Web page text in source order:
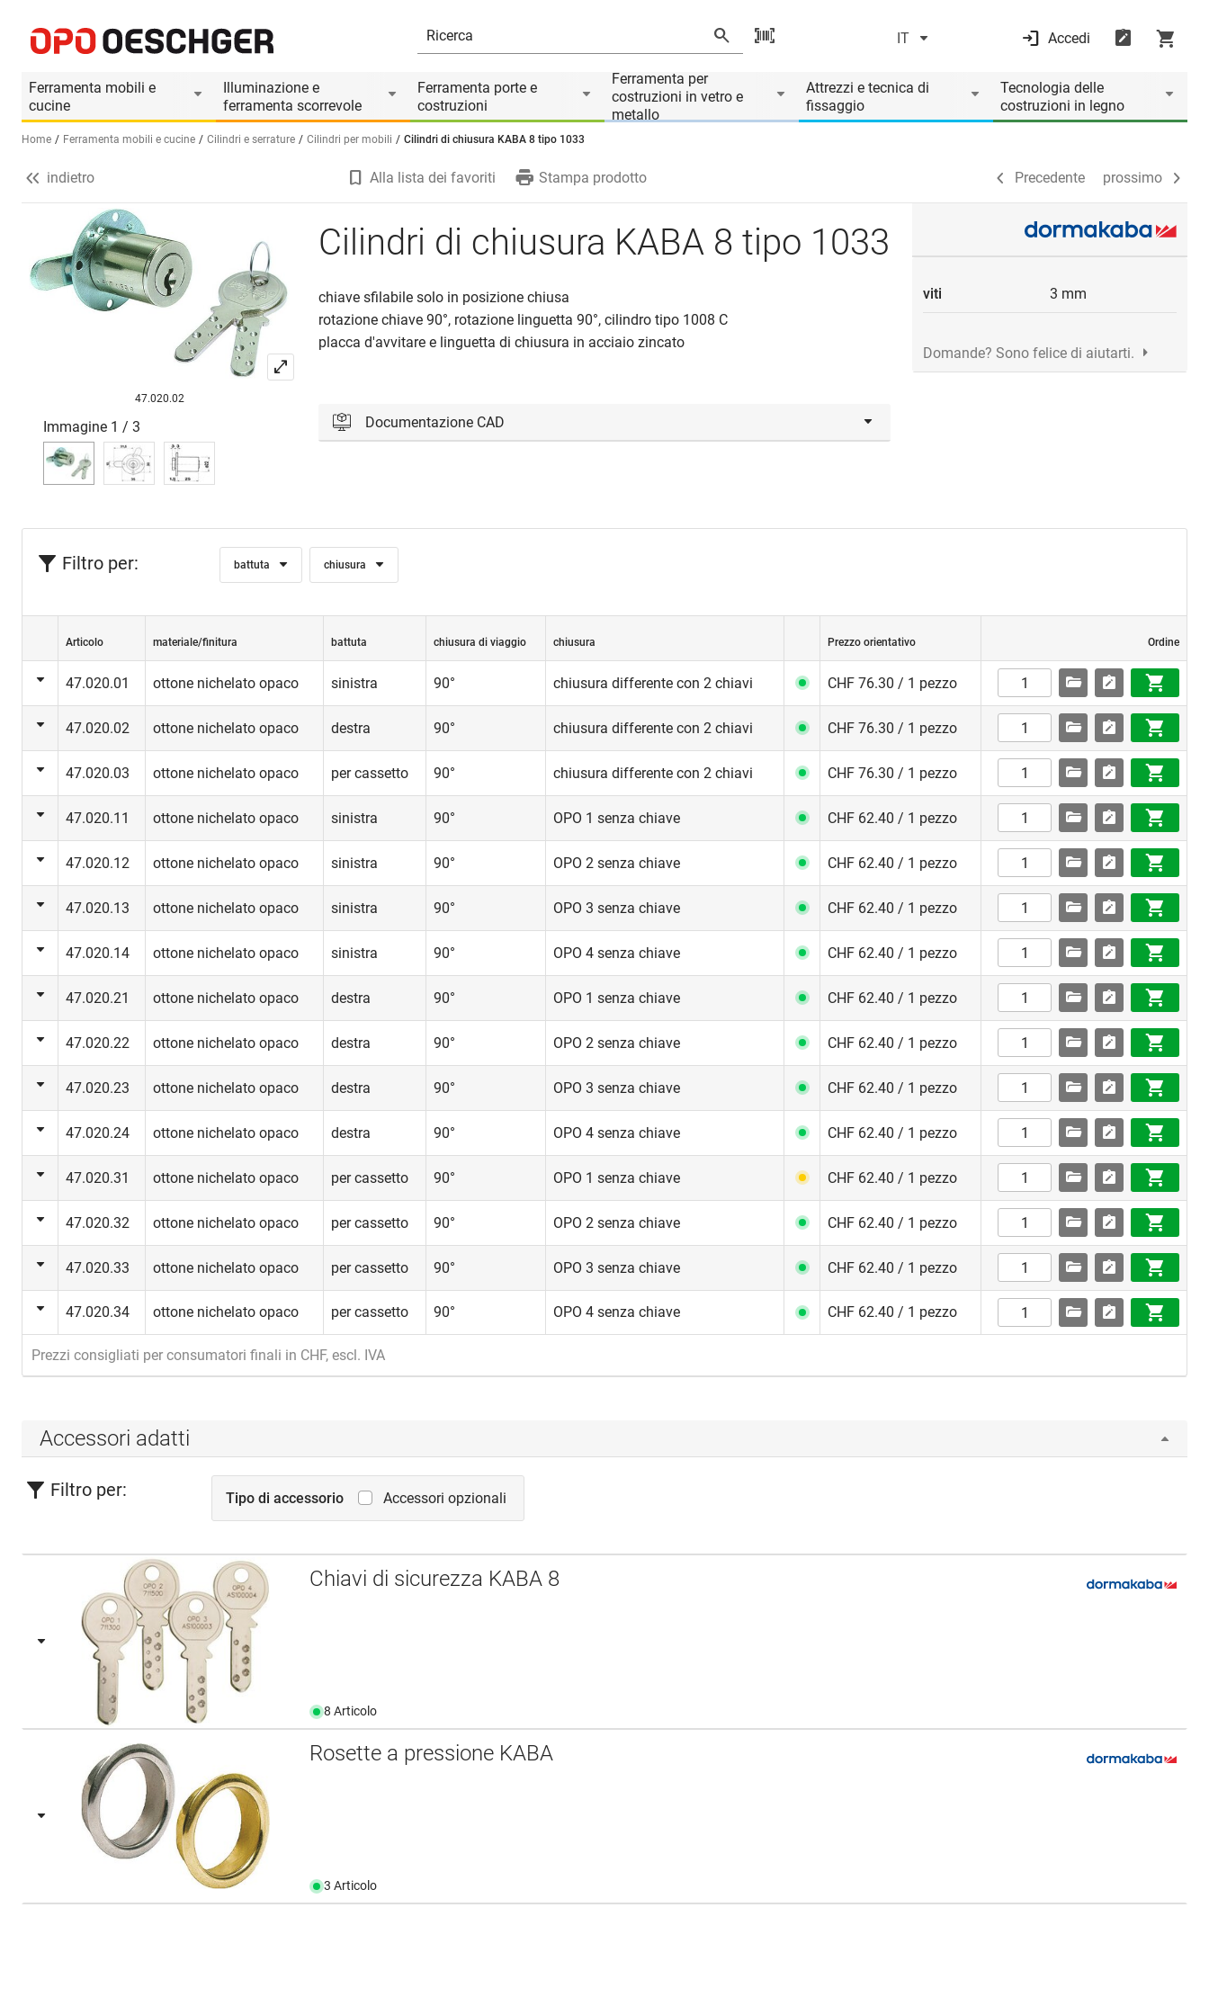
IT Accedi
Ferramenta mobili e
cucine
Illuminazione e
ferramenta scorrevole
Ferramenta porte e
costruzioni
Ferramenta per
costruzioni in vetro e
metallo
Attrezzi e tecnica di
fissaggio
Tecnologia delle
costruzioni in legno
Seleziona una lingua (IT)
Home Ferramenta mobili e cucine Cilindri e serrature Cilindri per mobili Cilindri di chiusura KABA 8 tipo 1033
Informazioni prodotto
Accessori adatti Precedente prossimo
indietro Alla lista dei favoriti Stampa prodotto Precedente prossimo
47.020.02
Immagine 1 / 3
Cilindri di chiusura KABA 8 tipo 1033
chiave sfilabile solo in posizione chiusa
rotazione chiave 90°, rotazione linguetta 90°, cilindro tipo 1008 C
placca d'avvitare e linguetta di chiusura in acciaio zincato
Documentazione CAD
Accedi
viti 3 mm
Domande? Sono felice di aiutarti.
Filtro per: battuta chiusura
Articolo materiale/finitura battuta chiusura di viaggio chiusura Prezzo orientativo Ordine
47.020.01 ottone nichelato opaco sinistra 90° chiusura differente con 2 chiavi CHF 76.30 / 1 pezzo
47.020.02 ottone nichelato opaco destra 90° chiusura differente con 2 chiavi CHF 76.30 / 1 pezzo
47.020.03 ottone nichelato opaco per cassetto 90° chiusura differente con 2 chiavi CHF 76.30 / 1 pezzo
47.020.11 ottone nichelato opaco sinistra 90° OPO 1 senza chiave CHF 62.40 / 1 pezzo
47.020.12 ottone nichelato opaco sinistra 90° OPO 2 senza chiave CHF 62.40 / 1 pezzo
47.020.13 ottone nichelato opaco sinistra 90° OPO 3 senza chiave CHF 62.40 / 1 pezzo
47.020.14 ottone nichelato opaco sinistra 90° OPO 4 senza chiave CHF 62.40 / 1 pezzo
47.020.21 ottone nichelato opaco destra 90° OPO 1 senza chiave CHF 62.40 / 1 pezzo
47.020.22 ottone nichelato opaco destra 90° OPO 2 senza chiave CHF 62.40 / 1 pezzo
47.020.23 ottone nichelato opaco destra 90° OPO 3 senza chiave CHF 62.40 / 1 pezzo
47.020.24 ottone nichelato opaco destra 90° OPO 4 senza chiave CHF 62.40 / 1 pezzo
47.020.31 ottone nichelato opaco per cassetto 90° OPO 1 senza chiave CHF 62.40 / 1 pezzo
47.020.32 ottone nichelato opaco per cassetto 90° OPO 2 senza chiave CHF 62.40 / 1 pezzo
47.020.33 ottone nichelato opaco per cassetto 90° OPO 3 senza chiave CHF 62.40 / 1 pezzo
47.020.34 ottone nichelato opaco per cassetto 90° OPO 4 senza chiave CHF 62.40 / 1 pezzo
Prezzi consigliati per consumatori finali in CHF, escl. IVA
Accessori adatti
Filtro per: Tipo di accessorio Accessori opzionali
Chiavi di sicurezza KABA 8
8 Articolo
Rosette a pressione KABA
3 Articolo